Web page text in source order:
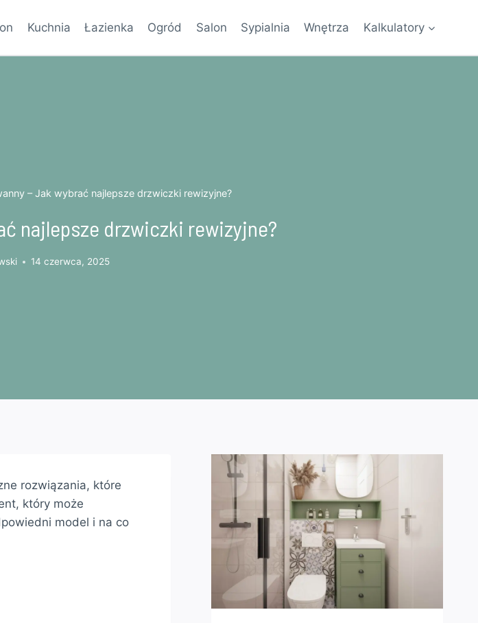
Kuchnia Łazienka Ogród Salon Sypialnia Wnętrza Kalkulatory
– Jak wybrać najlepsze drzwiczki rewizyjne?
najlepsze drzwiczki rewizyjne?
14 czerwca, 2025
rozwiązania, które
który może
model i na co